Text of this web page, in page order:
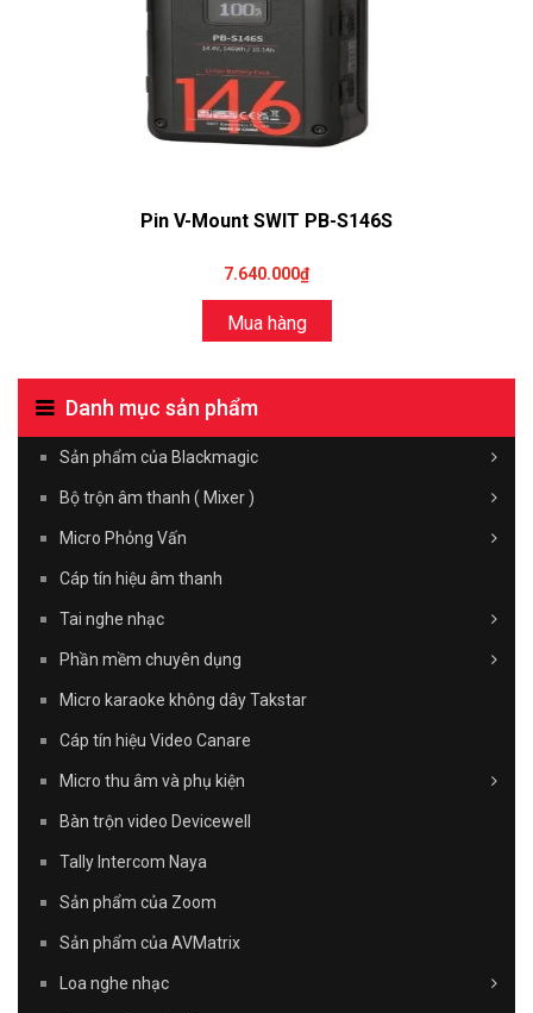
Pin V-Mount SWIT PB-S146S
7.640.000₫
Mua hàng
Danh mục sản phẩm
Sản phẩm của Blackmagic
Bộ trộn âm thanh ( Mixer )
Micro Phỏng Vấn
Cáp tín hiệu âm thanh
Tai nghe nhạc
Phần mềm chuyên dụng
Micro karaoke không dây Takstar
Cáp tín hiệu Video Canare
Micro thu âm và phụ kiện
Bàn trộn video Devicewell
Tally Intercom Naya
Sản phẩm của Zoom
Sản phẩm của AVMatrix
Loa nghe nhạc